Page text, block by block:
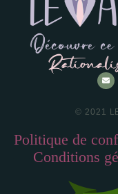
© 2021
Politique de
Conditions